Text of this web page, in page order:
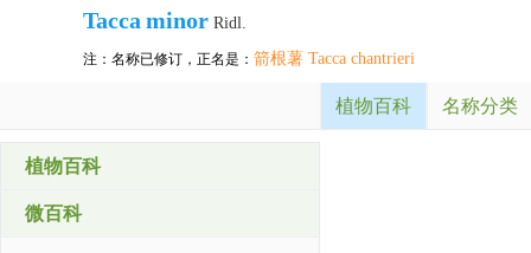
Tacca minor Ridl.
注：名称已修订，正名是： 箭根薯 Tacca chantrieri
植物百科 名称分类
植物百科
微百科